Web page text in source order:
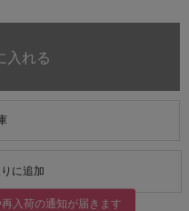
に追加
入荷の通知が届きます